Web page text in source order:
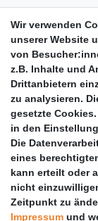
Barrierefreiheit
Anleitungen
Vertrag
PARTNER
DHL
GLS
PaketPLUS
Wir verwenden
unserer Website
von
z.B. Inhalte und
Drittanbietern
zu analysieren.
gesetzte
in den
Die
eines
kann erteilt oder
nicht
Zeitpunkt zu
Impressum und